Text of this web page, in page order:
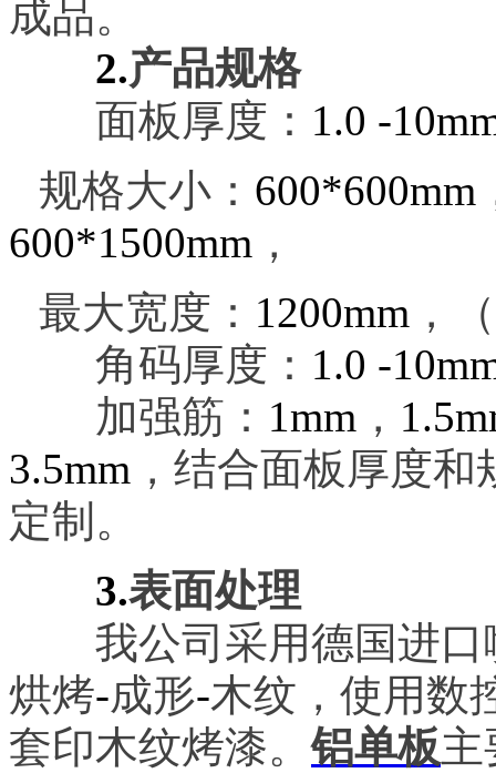
成品。
2.产品规格
面板厚度： 1.0 -
规格大小： 600*600mm
600*1500mm ，
最大宽度： 1200mm ，（
角码厚度： 1.0 -
加强筋： 1mm ，
3.5mm ，结合面板厚度
定制。
3.表面处理
我公司采用德国进口
烘烤-成形-木纹，使用数
套印木纹烤漆。铝单板